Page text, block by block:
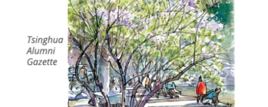
校友文苑
校友讲坛
校友视界
三创大赛
实用信息
会长致辞
总会章程
理事会名单